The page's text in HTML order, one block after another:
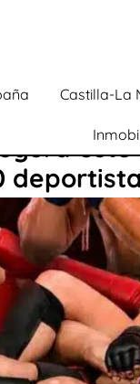
Castilla-La